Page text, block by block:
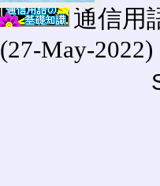
通信用
(27-May-2022)